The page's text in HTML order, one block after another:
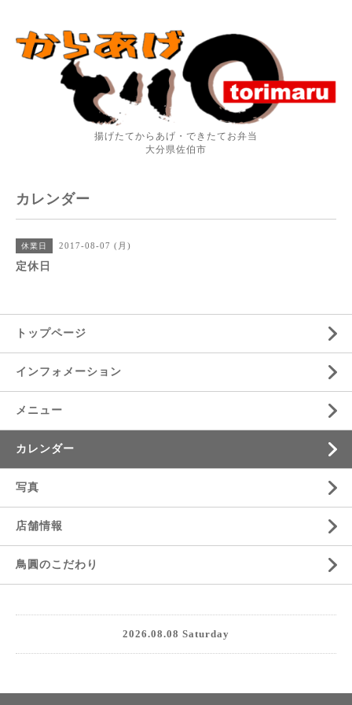
揚げたてからあげ・できたてお弁当
大分県佐伯市
カレンダー
休業日 2017-08-07 (月)
定休日
トップページ
インフォメーション
メニュー
カレンダー
写真
店舗情報
鳥圓のこだわり
2026.08.08 Saturday